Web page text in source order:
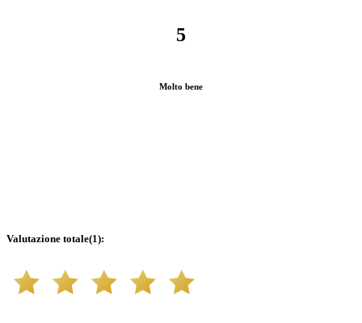
5
Molto bene
Valutazione totale(1):